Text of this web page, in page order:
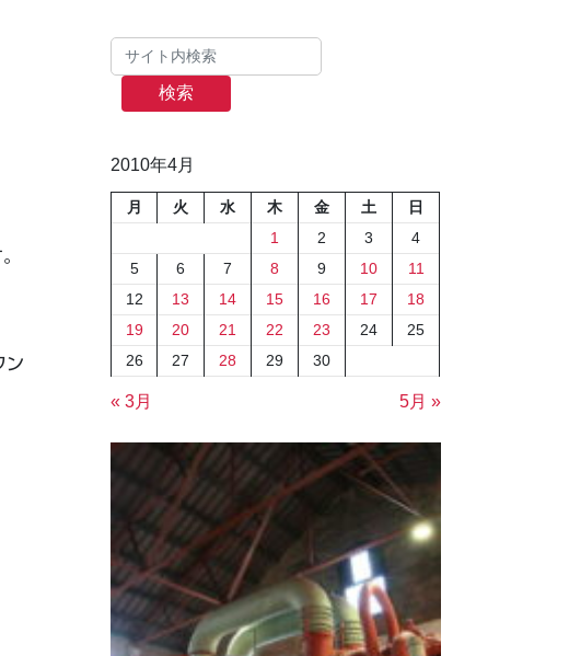
ン
検索
2010年4月
月 火 水 木 金 土
日
1
2 3
4
5
6 7 8 9 10
11
12
13 14 15 16 17
18
19
20 21 22 23 24
25
26
27 28 29 30
« 3月 5月 »